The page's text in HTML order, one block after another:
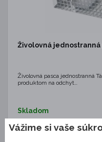
Živolovná jednostranná
Živolovná pasca jednostranná
produktom na odchyt…
Skladom
Vážime si vaše